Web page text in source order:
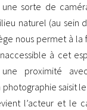
une sorte de
naturel (au sein
nous permet à la
à cet
proximité
photographie saisit
l’acteur et le